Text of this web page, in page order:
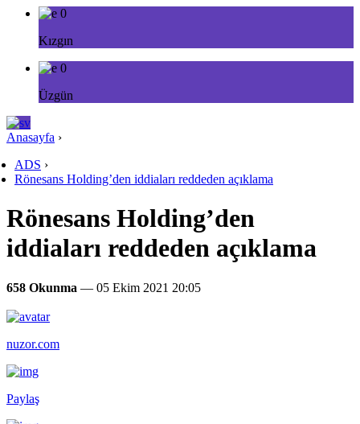
0
Kızgın
0
Üzgün
Anasayfa ›
ADS ›
Rönesans Holding’den iddiaları reddeden açıklama
Rönesans Holding’den
iddiaları reddeden açıklama
658 Okunma — 05 Ekim 2021 20:05
nuzor.com
Paylaş